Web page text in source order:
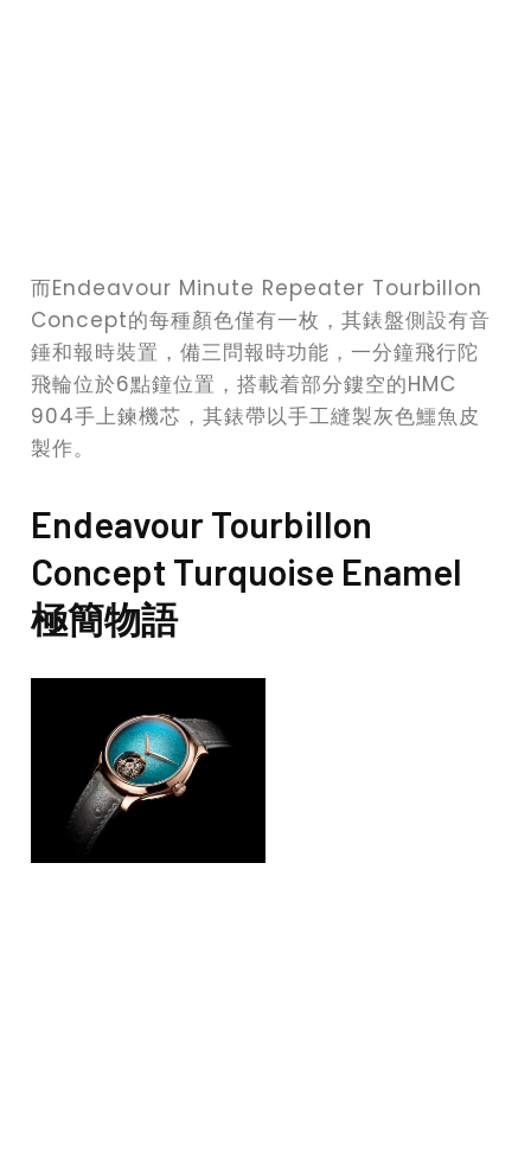
而Endeavour Minute Repeater Tourbillon
Concept的每種顏色僅有一枚，其錶盤側設有音
錘和報時裝置，備三問報時功能，一分鐘飛行陀
飛輪位於6點鐘位置，搭載着部分鏤空的HMC
904手上鍊機芯，其錶帶以手工縫製灰色鱷魚皮
製作。
Endeavour Tourbillon
Concept Turquoise Enamel
極簡物語